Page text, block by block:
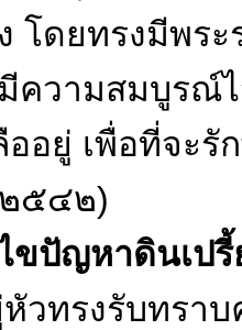
โดยทรงมีพร
ความสมบูรณ์
อยู่ เพื่อที่จะ
., ๒๕๔๒)
ขปัญหาดินเป
หัวทรงรับทร